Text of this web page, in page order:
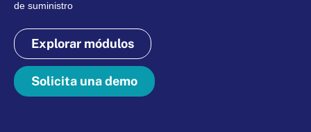
de suministro
Explorar módulos
Solicita una demo